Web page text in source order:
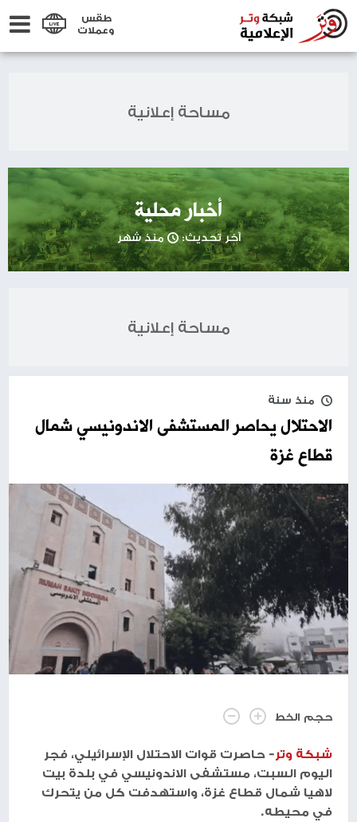
طقس
وعملات
مساحة إعلانية
أخبار محلية
آخر تحديث: منذ شهر
مساحة إعلانية
منذ سنة
الاحتلال يحاصر المستشفى الاندونيسي شمال
قطاع غزة
حجم الخط
شبكة وتر- حاصرت قوات الاحتلال الإسرائيلي، فجر
اليوم السبت، مستشفى الاندونيسي في بلدة بيت
لاهيا شمال قطاع غزة، واستهدفت كل من يتحرك
في محيطه.